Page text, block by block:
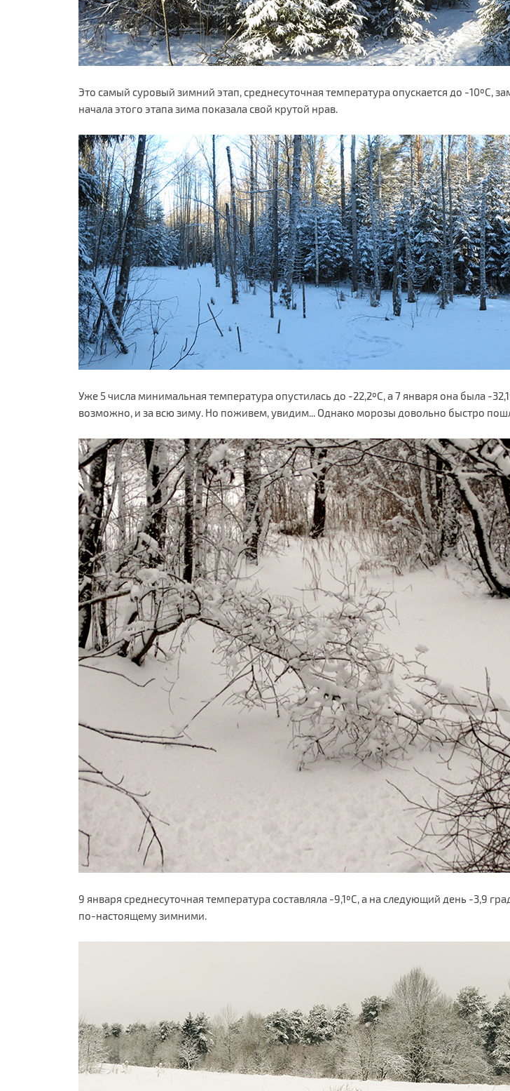
Это самый суровый зимний этап, среднесуточная температура опускается до -10ºС,
начала этого этапа зима показала свой крутой нрав.
Уже 5 числа минимальная температура опустилась до -22,2ºС, а 7 января она была -
возможно, и за всю зиму. Но поживем, увидим... Однако морозы довольно быстро
9 января среднесуточная температура составляла -9,1ºС, а на следующий день -3,9
по-настоящему зимними.